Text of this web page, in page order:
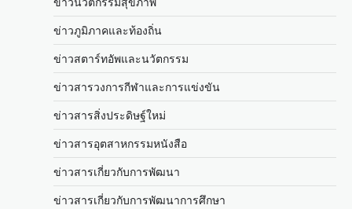
ข่าวภูมิภาคและท้องถิ่น
ข่าวสตาร์ทอัพและนวัตกรรม
ข่าวสารวงการกีฬาและการแข่งขัน
ข่าวสารสิ่งประดิษฐ์ใหม่
ข่าวสารอุตสาหกรรมหนังสือ
ข่าวสารเกี่ยวกับการพัฒนา
ข่าวสารเกี่ยวกับการพัฒนาการศึกษา